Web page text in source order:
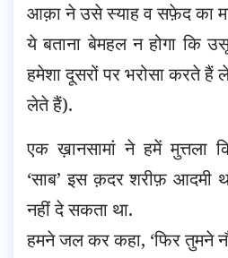
आक़ा ने उसे स्याह व सफ़ेद का
ये बताना बेमहल न होगा कि
हमेशा दूसरों पर भरोसा करते हैं
लेते हैं).
एक ख़ानसामां ने हमें मुत्तला
‘साब’ इस क़दर शरीफ़ आदमी
नहीं दे सकता था.
हमने जल कर कहा, ‘फिर तुमने